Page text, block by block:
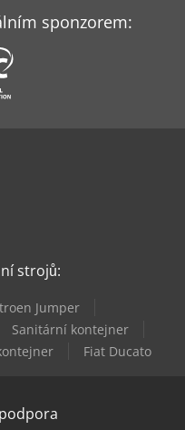
sponzorem:
strojů:
Jumper
Sanitární kontejner
Fiat Ducato